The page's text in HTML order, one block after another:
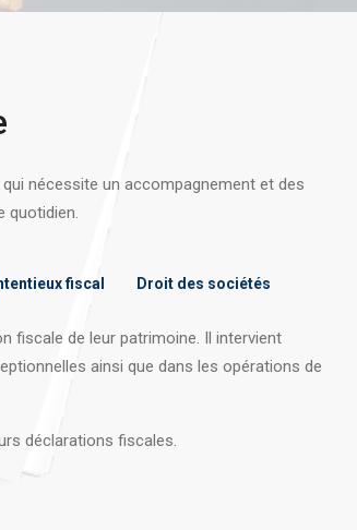
nécessite un accompagnement et des
quotidien.
fiscal Droit des sociétés
fiscale de leur patrimoine. Il intervient
ainsi que dans les opérations de
déclarations fiscales.